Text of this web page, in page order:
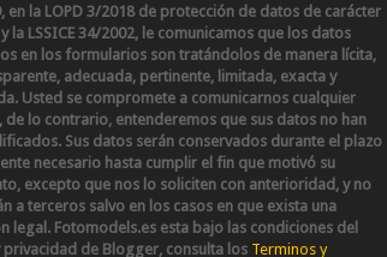
en la LOPD 3/2018 de protección de datos de carácter
la LSSICE 34/2002, le comunicamos que los datos
en los formularios son tratándolos de manera lícita,
adecuada, pertinente, limitada, exacta y
Usted se compromete a comunicarnos cualquier
de lo contrario, entenderemos que sus datos no han
Sus datos serán conservados durante el plazo
necesario hasta cumplir el fin que motivó su
excepto que nos lo soliciten con anterioridad, y no
a terceros salvo en los casos en que exista una
legal. Fotomodels.es esta bajo las condiciones del
privacidad de Blogger, consulta los Terminos y